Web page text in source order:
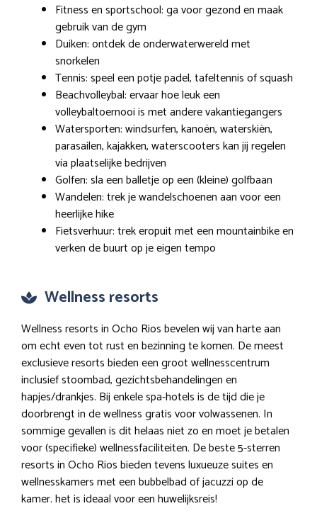
Fitness en sportschool: ga voor gezond en maak
gebruik van de gym
Duiken: ontdek de onderwaterwereld met
snorkelen
Tennis: speel een potje padel, tafeltennis of squash
Beachvolleybal: ervaar hoe leuk een
volleybaltoernooi is met andere vakantiegangers
Watersporten: windsurfen, kanoën, waterskiën,
parasailen, kajakken, waterscooters kan jij regelen
via plaatselijke bedrijven
Golfen: sla een balletje op een (kleine) golfbaan
Wandelen: trek je wandelschoenen aan voor een
heerlijke hike
Fietsverhuur: trek eropuit met een mountainbike en
verken de buurt op je eigen tempo
Wellness resorts
Wellness resorts in Ocho Rios bevelen wij van harte aan
om echt even tot rust en bezinning te komen. De meest
exclusieve resorts bieden een groot wellnesscentrum
inclusief stoombad, gezichtsbehandelingen en
hapjes/drankjes. Bij enkele spa-hotels is de tijd die je
doorbrengt in de wellness gratis voor volwassenen. In
sommige gevallen is dit helaas niet zo en moet je betalen
voor (specifieke) wellnessfaciliteiten. De beste 5-sterren
resorts in Ocho Rios bieden tevens luxueuze suites en
wellnesskamers met een bubbelbad of jacuzzi op de
kamer. het is ideaal voor een huwelijksreis!